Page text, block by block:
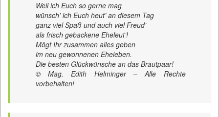
Weil ich Euch so gerne mag
wünsch’ ich Euch heut’ an diesem Tag
ganz viel Spaß und auch viel Freud’
als frisch gebackene Eheleut’!
Mögt Ihr zusammen alles geben
im neu gewonnenen Eheleben.
Die besten Glückwünsche an das Brautpaar!
© Mag. Edith Helminger – Alle Rechte
vorbehalten!